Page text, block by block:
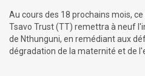
Au cours des 18 prochains mois,
Tsavo Trust (TT) remettra à neuf
de Nthunguni, en remédiant aux
dégradation de la maternité et de